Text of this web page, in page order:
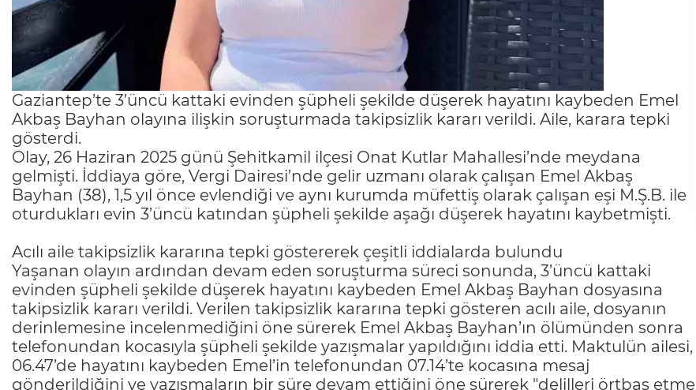
Gaziantep’te 3’üncü kattaki evinden şüpheli şekilde düşerek hayatını kaybeden Emel
Akbaş Bayhan olayına ilişkin soruşturmada takipsizlik kararı verildi. Aile, karara tepki
gösterdi.
Olay, 26 Haziran 2025 günü Şehitkamil ilçesi Onat Kutlar Mahallesi’nde meydana
gelmişti. İddiaya göre, Vergi Dairesi’nde gelir uzmanı olarak çalışan Emel Akbaş
Bayhan (38), 1,5 yıl önce evlendiği ve aynı kurumda müfettiş olarak çalışan eşi M.Ş.B. ile
oturdukları evin 3’üncü katından şüpheli şekilde aşağı düşerek hayatını kaybetmişti.
Acılı aile takipsizlik kararına tepki göstererek çeşitli iddialarda bulundu
Yaşanan olayın ardından devam eden soruşturma süreci sonunda, 3’üncü kattaki
evinden şüpheli şekilde düşerek hayatını kaybeden Emel Akbaş Bayhan dosyasına
takipsizlik kararı verildi. Verilen takipsizlik kararına tepki gösteren acılı aile, dosyanın
derinlemesine incelenmediğini öne sürerek Emel Akbaş Bayhan’ın ölümünden sonra
telefonundan kocasıyla şüpheli şekilde yazışmalar yapıldığını iddia etti. Maktulün ailesi,
06.47’de hayatını kaybeden Emel’in telefonundan 07.14’te kocasına mesaj
gönderildiğini ve yazışmaların bir süre devam ettiğini öne sürerek "delilleri örtbas etme